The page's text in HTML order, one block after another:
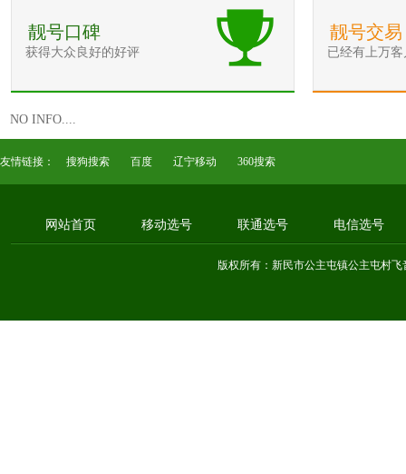
靓号口碑
获得大众良好的好评
靓号交易
已经有上万
NO INFO....
友情链接： 搜狗搜索 百度 辽宁移动 360搜索
网站首页 移动选号 联通选号 电信选号
版权所有：新民市公主屯镇公主屯村